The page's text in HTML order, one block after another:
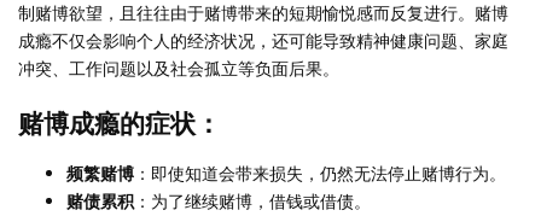
制赌博欲望，且往往由于赌博带来的短期愉悦感而反复进行。赌博
成瘾不仅会影响个人的经济状况，还可能导致精神健康问题、家庭
冲突、工作问题以及社会孤立等负面后果。
赌博成瘾的症状：
频繁赌博 ：即使知道会带来损失，仍然无法停止赌博行为。
赌债累积 ：为了继续赌博，借钱或借债。